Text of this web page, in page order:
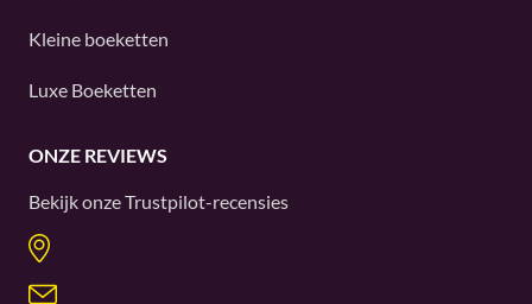
Kleine boeketten
Luxe Boeketten
ONZE REVIEWS
Bekijk onzeTrustpilot-recensies